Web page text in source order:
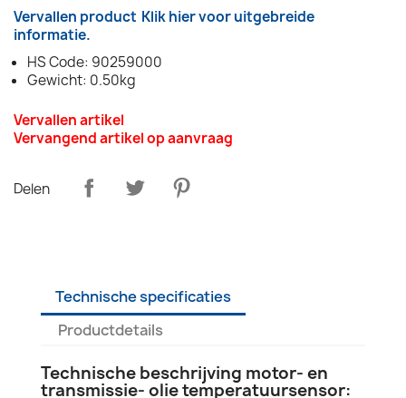
Vervallen product Klik hier voor uitgebreide
informatie.
HS Code: 90259000
Gewicht: 0.50kg
Vervallen artikel
Vervangend artikel op aanvraag
Delen
Technische specificaties
Productdetails
Technische beschrijving motor- en
transmissie- olie temperatuursensor: